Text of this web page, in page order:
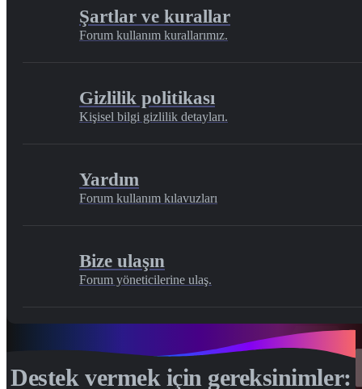
Şartlar ve kurallar
Forum kullanım kurallarımız.
Gizlilik politikası
Kişisel bilgi gizlilik detayları.
Yardım
Forum kullanım kılavuzları
Bize ulaşın
Forum yöneticilerine ulaş.
Destek vermek için gereksinimler: